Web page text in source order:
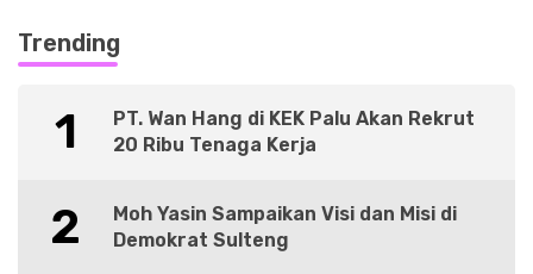
Trending
1
PT. Wan Hang di KEK Palu Akan Rekrut
20 Ribu Tenaga Kerja
2
Moh Yasin Sampaikan Visi dan Misi di
Demokrat Sulteng